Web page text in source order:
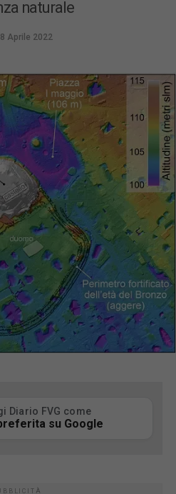
naturale
8 Aprile 2022
Diario FVG come
su Google